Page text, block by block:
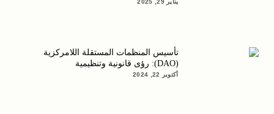
يناير 29, 2025
تأسيس المنظمات المستقلة اللامركزية
(DAO): رؤى قانونية وتنظيمية
أكتوبر 22, 2024